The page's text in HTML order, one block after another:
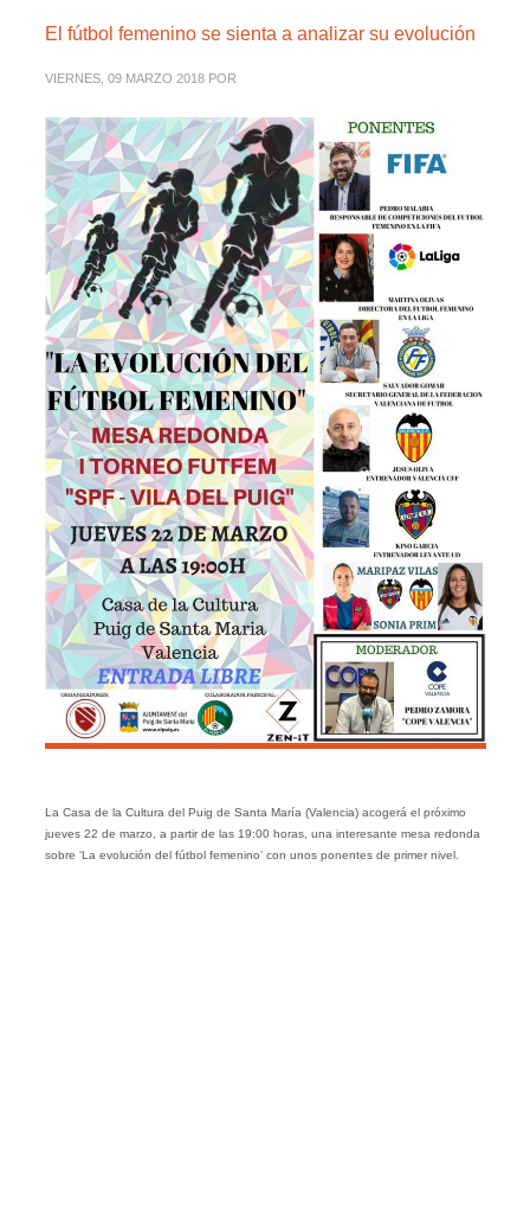
El fútbol femenino se sienta a analizar su evolución
VIERNES, 09 MARZO 2018 POR
La Casa de la Cultura del Puig de Santa María (Valencia) acogerá el próximo
jueves 22 de marzo, a partir de las 19:00 horas, una interesante mesa redonda
sobre ‘La evolución del fútbol femenino’ con unos ponentes de primer nivel.